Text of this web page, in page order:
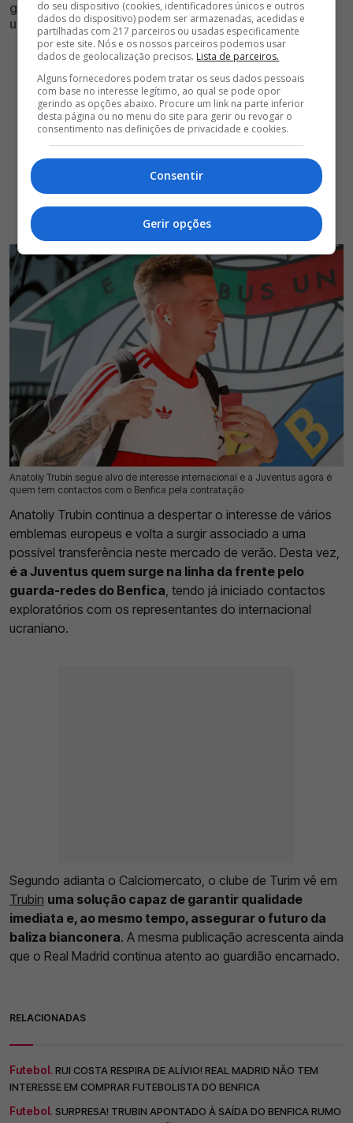
guardião ucraniano, mas os encarnados não facilitar
uma saída do futebolista
Anatoliy Trubin segue alvo de interesse internacional e a Juventus agora é
quem tem contactos com o Benfica pela contratação
15 Jul 2026 | 17:07 | 0
Anatoliy Trubin continua a despertar o interesse de vários
emblemas europeus e volta a surgir associado a uma
possível transferência neste mercado de verão. Desta vez,
é a Juventus quem surge na linha da frente pelo
guarda-redes do Benfica , tendo já iniciado contactos
exploratórios com os representantes do internacional
ucraniano.
Segundo adianta o Calciomercato, o clube de Turim vê em
Trubin uma solução capaz de garantir qualidade
imediata e, ao mesmo tempo, assegurar o futuro da
baliza bianconera. A mesma publicação acrescenta ainda
que o Real Madrid continua atento ao guardião encarnado.
RELACIONADAS
Futebol. RUI COSTA RESPIRA DE ALÍVIO! REAL MADRID NÃO TEM
INTERESSE EM COMPRAR FUTEBOLISTA DO BENFICA
Futebol. SURPRESA! TRUBIN APONTADO À SAÍDA DO BENFICA RUMO
do seu dispositivo (cookies, identificadores únicos e outros
dados do dispositivo) podem ser armazenadas, acedidas e
partilhadas com 217 parceiros ou usadas especificamente
por este site. Nós e os nossos parceiros podemos usar
dados de geolocalização precisos. Lista de parceiros.
Alguns fornecedores podem tratar os seus dados pessoais
com base no interesse legítimo, ao qual se pode opor
gerindo as opções abaixo. Procure um link na parte inferior
desta página ou no menu do site para gerir ou revogar o
consentimento nas definições de privacidade e cookies.
Consentir
Gerir opções